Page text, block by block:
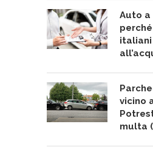
Auto a
italiani
vicino
multa